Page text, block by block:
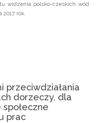
widzenia polsko-czeskich wód
rok.
przeciwdziałania
dorzeczy, dla
prac